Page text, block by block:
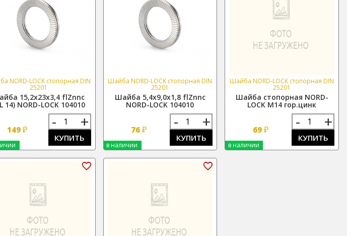
NORD-LOCK стопорная DIN
25201
15,2х23х3,4 flZnnc
14) NORD-LOCK 104010
149 ₽ - +
КУПИТЬ
Шайба NORD-LOCK стопорная DIN
25201
Шайба 5,4х9,0х1,8 flZnnc
NORD-LOCK 104010
76 ₽ - +
КУПИТЬ
в наличии
Шайба NORD-LOCK стопорная DIN
25201
Шайба стопорная NORD-
LOCK М14 гор.цинк
69 ₽ - +
КУПИТЬ
в наличии